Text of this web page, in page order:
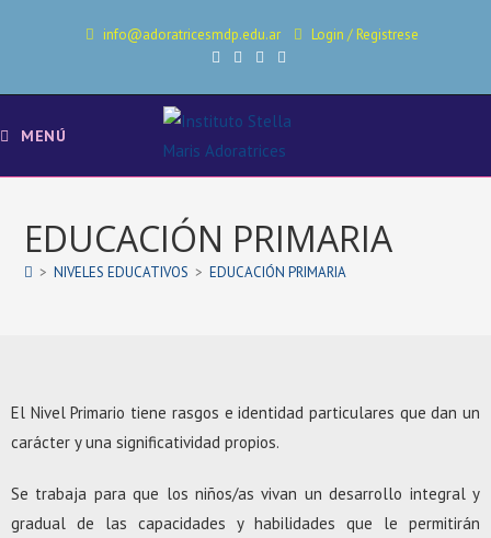
info@adoratricesmdp.edu.ar Login / Registrese
MENÚ
EDUCACIÓN PRIMARIA
> NIVELES EDUCATIVOS > EDUCACIÓN PRIMARIA
El Nivel Primario tiene rasgos e identidad particulares que dan un
carácter y una significatividad propios.
Se trabaja para que los niños/as vivan un desarrollo integral y
gradual de las capacidades y habilidades que le permitirán